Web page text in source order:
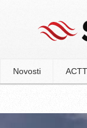
Novosti